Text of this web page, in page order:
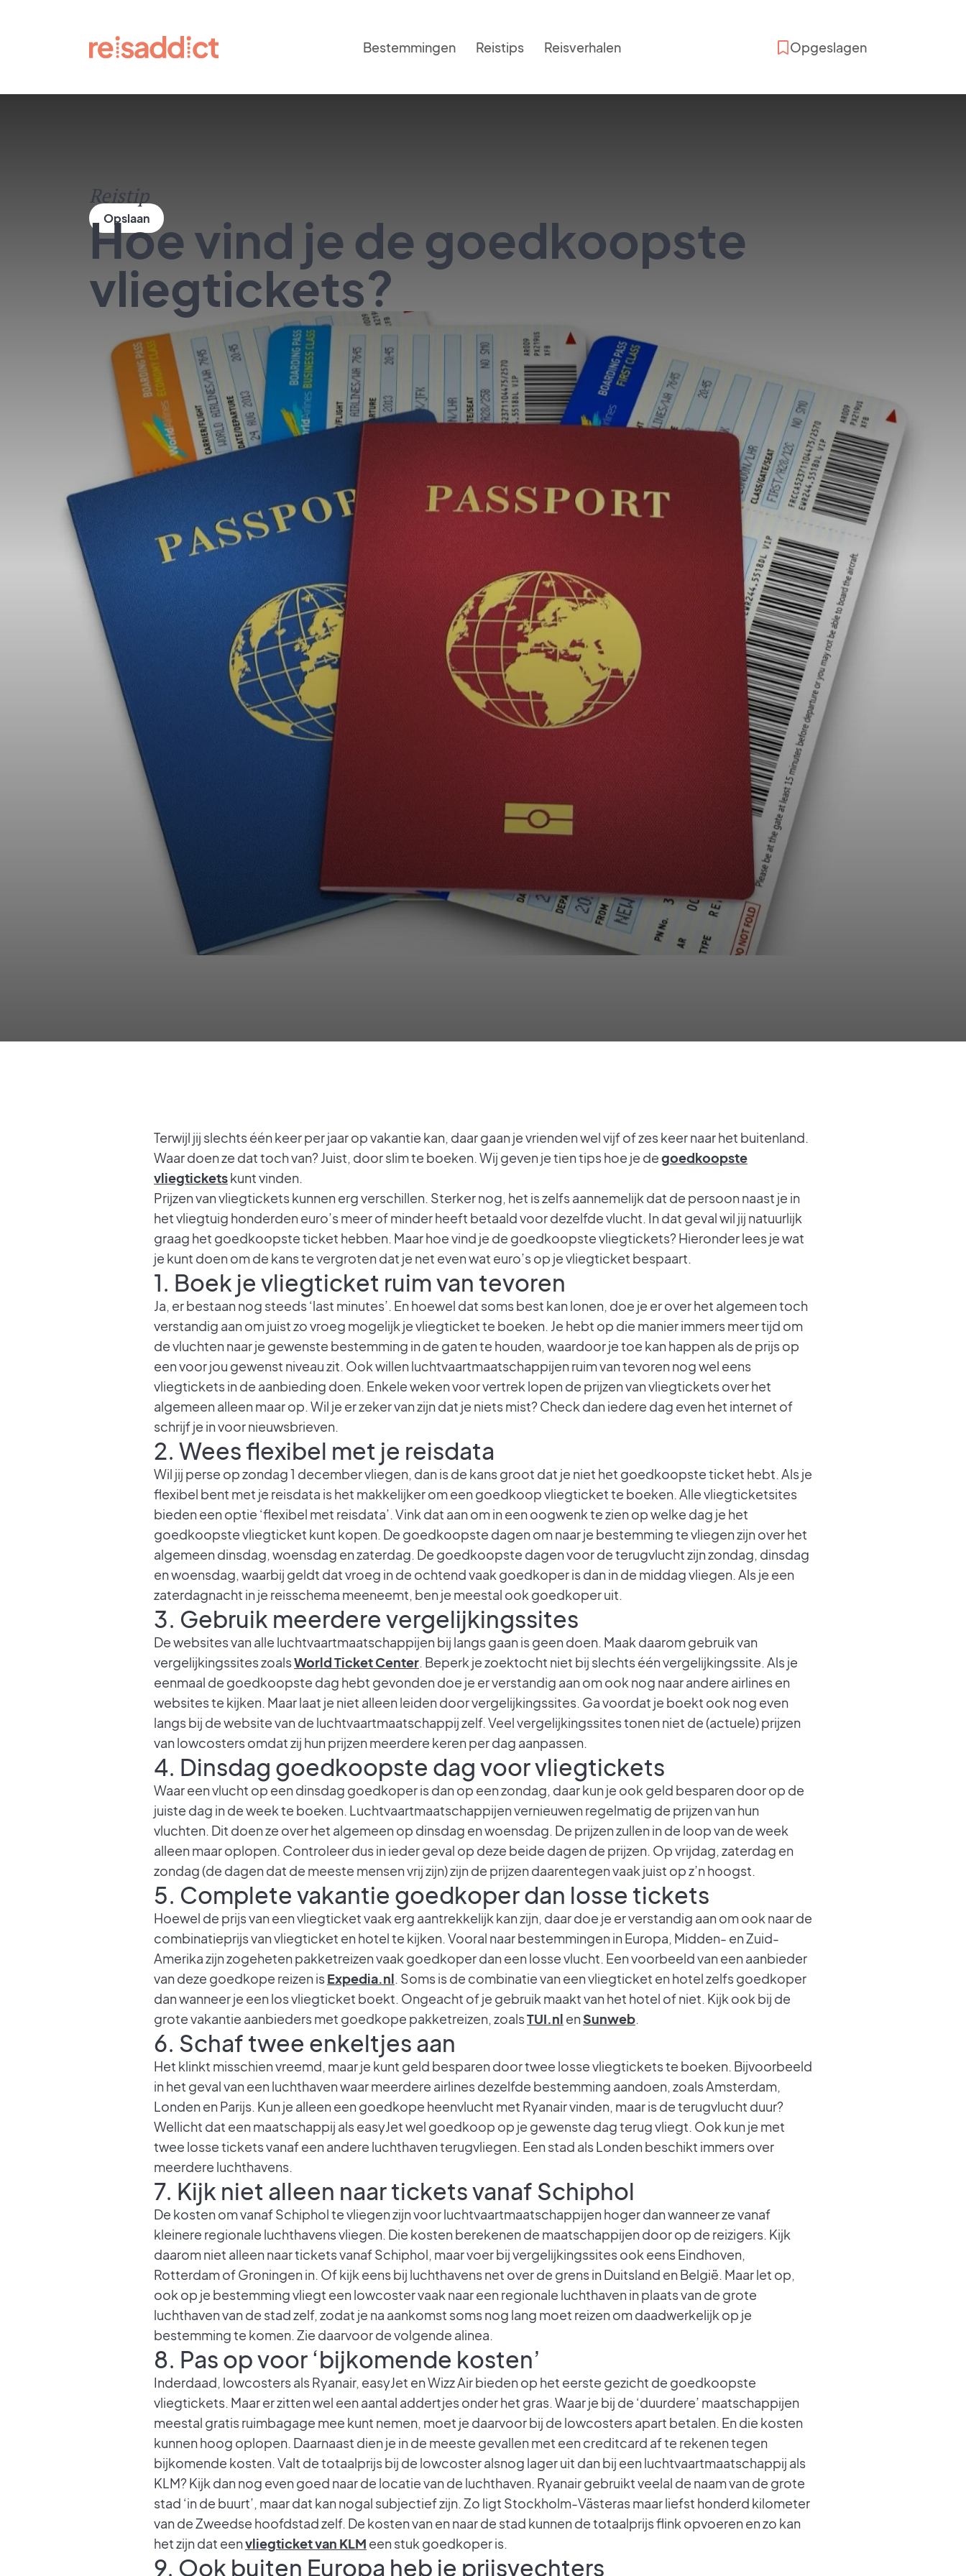
Bestemmingen Reistips Reisverhalen Opgeslagen
Reistip
Hoe vind je de goedkoopste
vliegtickets?
Terwijl jij slechts één keer per jaar op vakantie kan, daar gaan je vrienden wel vijf of zes keer naar het buitenland.
Waar doen ze dat toch van? Juist, door slim te boeken. Wij geven je tien tips hoe je degoedkoopste
vliegticketskunt vinden.
Prijzen van vliegtickets kunnen erg verschillen. Sterker nog, het is zelfs aannemelijk dat de persoon naast je in
het vliegtuig honderden euro’s meer of minder heeft betaald voor dezelfde vlucht. In dat geval wil jij natuurlijk
graag het goedkoopste ticket hebben. Maar hoe vind je de goedkoopste vliegtickets? Hieronder lees je wat
je kunt doen om de kans te vergroten dat je net even wat euro’s op je vliegticket bespaart.
1. Boek je vliegticket ruim van tevoren
Ja, er bestaan nog steeds ‘last minutes’. En hoewel dat soms best kan lonen, doe je er over het algemeen toch
verstandig aan om juist zo vroeg mogelijk je vliegticket te boeken. Je hebt op die manier immers meer tijd om
de vluchten naar je gewenste bestemming in de gaten te houden, waardoor je toe kan happen als de prijs op
een voor jou gewenst niveau zit. Ook willen luchtvaartmaatschappijen ruim van tevoren nog wel eens
vliegtickets in de aanbieding doen. Enkele weken voor vertrek lopen de prijzen van vliegtickets over het
algemeen alleen maar op. Wil je er zeker van zijn dat je niets mist? Check dan iedere dag even het internet of
schrijf je in voor nieuwsbrieven.
2. Wees flexibel met je reisdata
Wil jij perse op zondag 1 december vliegen, dan is de kans groot dat je niet het goedkoopste ticket hebt. Als je
flexibel bent met je reisdata is het makkelijker om een goedkoop vliegticket te boeken. Alle vliegticketsites
bieden een optie ‘flexibel met reisdata’. Vink dat aan om in een oogwenk te zien op welke dag je het
goedkoopste vliegticket kunt kopen. De goedkoopste dagen om naar je bestemming te vliegen zijn over het
algemeen dinsdag, woensdag en zaterdag. De goedkoopste dagen voor de terugvlucht zijn zondag, dinsdag
en woensdag, waarbij geldt dat vroeg in de ochtend vaak goedkoper is dan in de middag vliegen. Als je een
zaterdagnacht in je reisschema meeneemt, ben je meestal ook goedkoper uit.
3. Gebruik meerdere vergelijkingssites
De websites van alle luchtvaartmaatschappijen bij langs gaan is geen doen. Maak daarom gebruik van
vergelijkingssites zoalsWorld Ticket Center. Beperk je zoektocht niet bij slechts één vergelijkingssite. Als je
eenmaal de goedkoopste dag hebt gevonden doe je er verstandig aan om ook nog naar andere airlines en
websites te kijken. Maar laat je niet alleen leiden door vergelijkingssites. Ga voordat je boekt ook nog even
langs bij de website van de luchtvaartmaatschappij zelf. Veel vergelijkingssites tonen niet de (actuele) prijzen
van lowcosters omdat zij hun prijzen meerdere keren per dag aanpassen.
4. Dinsdag goedkoopste dag voor vliegtickets
Waar een vlucht op een dinsdag goedkoper is dan op een zondag, daar kun je ook geld besparen door op de
juiste dag in de week te boeken. Luchtvaartmaatschappijen vernieuwen regelmatig de prijzen van hun
vluchten. Dit doen ze over het algemeen op dinsdag en woensdag. De prijzen zullen in de loop van de week
alleen maar oplopen. Controleer dus in ieder geval op deze beide dagen de prijzen. Op vrijdag, zaterdag en
zondag (de dagen dat de meeste mensen vrij zijn) zijn de prijzen daarentegen vaak juist op z’n hoogst.
5. Complete vakantie goedkoper dan losse tickets
Hoewel de prijs van een vliegticket vaak erg aantrekkelijk kan zijn, daar doe je er verstandig aan om ook naar de
combinatieprijs van vliegticket en hotel te kijken. Vooral naar bestemmingen in Europa, Midden- en Zuid-
Amerika zijn zogeheten pakketreizen vaak goedkoper dan een losse vlucht. Een voorbeeld van een aanbieder
van deze goedkope reizen isExpedia.nl. Soms is de combinatie van een vliegticket en hotel zelfs goedkoper
dan wanneer je een los vliegticket boekt. Ongeacht of je gebruik maakt van het hotel of niet. Kijk ook bij de
grote vakantie aanbieders met goedkope pakketreizen, zoalsTUI.nl enSunweb.
6. Schaf twee enkeltjes aan
Het klinkt misschien vreemd, maar je kunt geld besparen door twee losse vliegtickets te boeken. Bijvoorbeeld
in het geval van een luchthaven waar meerdere airlines dezelfde bestemming aandoen, zoals Amsterdam,
Londen en Parijs. Kun je alleen een goedkope heenvlucht met Ryanair vinden, maar is de terugvlucht duur?
Wellicht dat een maatschappij als easyJet wel goedkoop op je gewenste dag terug vliegt. Ook kun je met
twee losse tickets vanaf een andere luchthaven terugvliegen. Een stad als Londen beschikt immers over
meerdere luchthavens.
7. Kijk niet alleen naar tickets vanaf Schiphol
De kosten om vanaf Schiphol te vliegen zijn voor luchtvaartmaatschappijen hoger dan wanneer ze vanaf
kleinere regionale luchthavens vliegen. Die kosten berekenen de maatschappijen door op de reizigers. Kijk
daarom niet alleen naar tickets vanaf Schiphol, maar voer bij vergelijkingssites ook eens Eindhoven,
Rotterdam of Groningen in. Of kijk eens bij luchthavens net over de grens in Duitsland en België. Maar let op,
ook op je bestemming vliegt een lowcoster vaak naar een regionale luchthaven in plaats van de grote
luchthaven van de stad zelf, zodat je na aankomst soms nog lang moet reizen om daadwerkelijk op je
bestemming te komen. Zie daarvoor de volgende alinea.
8. Pas op voor ‘bijkomende kosten’
Inderdaad, lowcosters als Ryanair, easyJet en Wizz Air bieden op het eerste gezicht de goedkoopste
vliegtickets. Maar er zitten wel een aantal addertjes onder het gras. Waar je bij de ‘duurdere’ maatschappijen
meestal gratis ruimbagage mee kunt nemen, moet je daarvoor bij de lowcosters apart betalen. En die kosten
kunnen hoog oplopen. Daarnaast dien je in de meeste gevallen met een creditcard af te rekenen tegen
bijkomende kosten. Valt de totaalprijs bij de lowcoster alsnog lager uit dan bij een luchtvaartmaatschappij als
KLM? Kijk dan nog even goed naar de locatie van de luchthaven. Ryanair gebruikt veelal de naam van de grote
stad ‘in de buurt’, maar dat kan nogal subjectief zijn. Zo ligt Stockholm-Västeras maar liefst honderd kilometer
van de Zweedse hoofdstad zelf. De kosten van en naar de stad kunnen de totaalprijs flink opvoeren en zo kan
het zijn dat eenvliegticket van KLM een stuk goedkoper is.
9. Ook buiten Europa heb je prijsvechters